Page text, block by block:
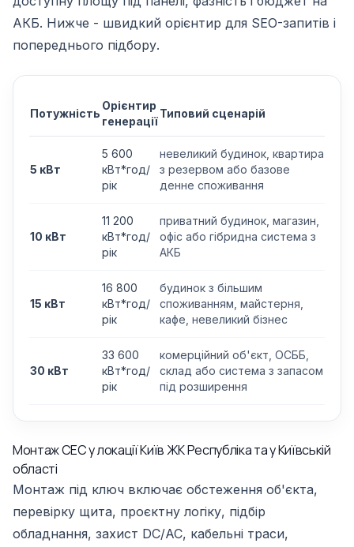
АКБ. Нижче - швидкий орієнтир для SEO-запитів і
попереднього підбору.
Потужність
Орієнтир
генерації
Типовий сценарій
5 кВт
5 600
кВт*год/
рік
невеликий будинок, квартира
з резервом або базове
денне споживання
10 кВт
11 200
кВт*год/
рік
приватний будинок, магазин,
офіс або гібридна система з
АКБ
15 кВт
16 800
кВт*год/
рік
будинок з більшим
споживанням, майстерня,
кафе, невеликий бізнес
30 кВт
33 600
кВт*год/
рік
комерційний об'єкт, ОСББ,
склад або система з запасом
під розширення
Монтаж СЕС у локації Київ ЖК Республіка та у Київській
області
Монтаж під ключ включає обстеження об'єкта,
перевірку щита, проєктну логіку, підбір
обладнання, захист DC/AC, кабельні траси,